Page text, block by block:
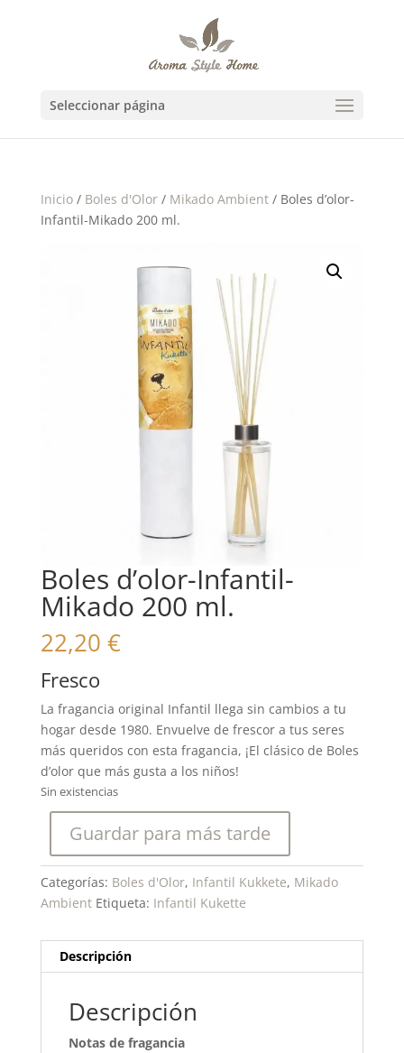
Seleccionar página
Inicio/ Boles d'Olor/ Mikado Ambient/ Boles d’olor-
Infantil-Mikado 200 ml.
Boles d’olor-Infantil-
Mikado 200 ml.
22,20 €
Fresco
La fragancia original Infantil llega sin cambios a tu
hogar desde 1980. Envuelve de frescor a tus seres
más queridos con esta fragancia, ¡El clásico de Boles
d’olor que más gusta a los niños!
Sin existencias
Guardar para más tarde
Categorías: Boles d'Olor, Infantil Kukkete, Mikado
Ambient Etiqueta: Infantil Kukette
Descripción
Descripción
Notas de fragancia